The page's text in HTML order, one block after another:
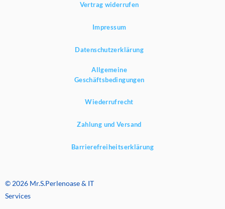
Vertrag widerrufen
Impressum
Datenschutzerklärung
Allgemeine
Geschäftsbedingungen
Wiederrufrecht
Zahlung und Versand
Barrierefreiheitserklärung
© 2026 Mr.S.Perlenoase & IT
Services